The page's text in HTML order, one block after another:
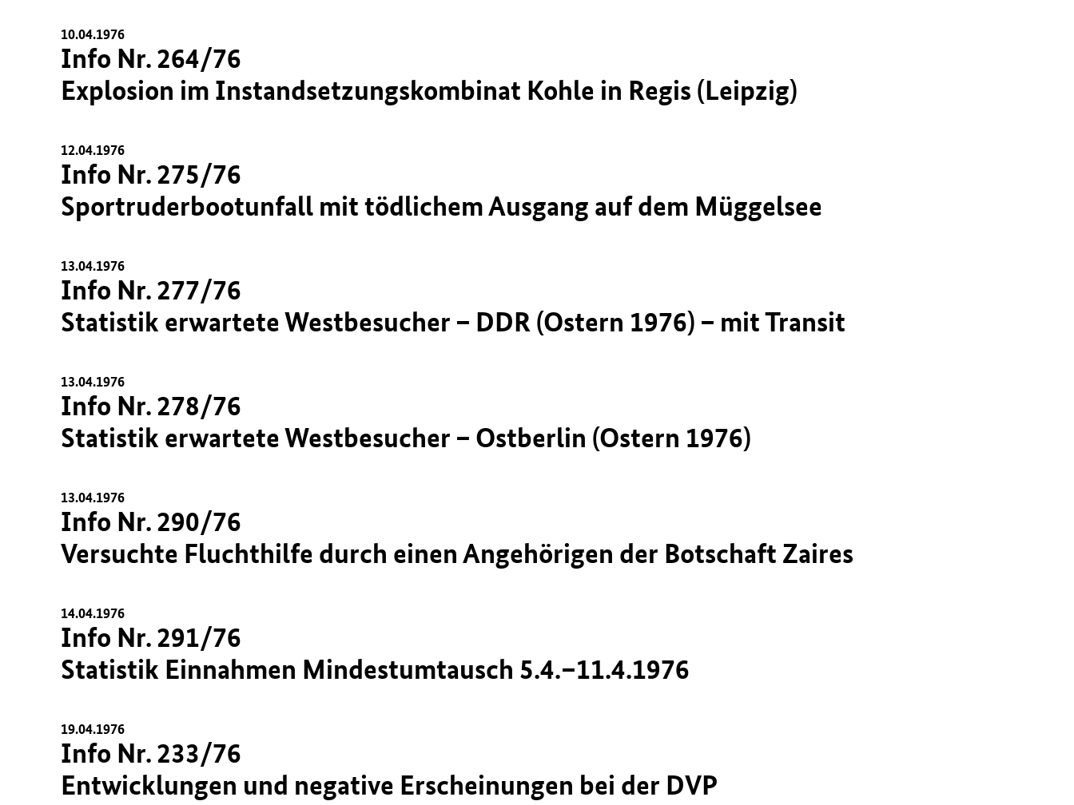
10.04.1976
Info Nr. 264/76
Explosion im Instandsetzungskombinat Kohle in Regis (Leipzig)
12.04.1976
Info Nr. 275/76
Sportruderbootunfall mit tödlichem Ausgang auf dem Müggelsee
13.04.1976
Info Nr. 277/76
Statistik erwartete Westbesucher – DDR (Ostern 1976) – mit Transit
13.04.1976
Info Nr. 278/76
Statistik erwartete Westbesucher – Ostberlin (Ostern 1976)
13.04.1976
Info Nr. 290/76
Versuchte Fluchthilfe durch einen Angehörigen der Botschaft Zaires
14.04.1976
Info Nr. 291/76
Statistik Einnahmen Mindestumtausch 5.4.–11.4.1976
19.04.1976
Info Nr. 233/76
Entwicklungen und negative Erscheinungen bei der DVP